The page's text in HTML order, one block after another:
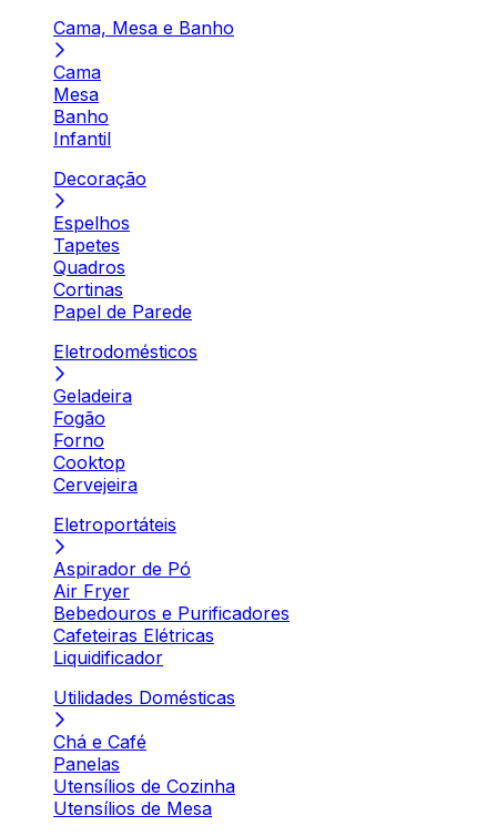
Cama, Mesa e Banho
Cama
Mesa
Banho
Infantil
Decoração
Espelhos
Tapetes
Quadros
Cortinas
Papel de Parede
Eletrodomésticos
Geladeira
Fogão
Forno
Cooktop
Cervejeira
Eletroportáteis
Aspirador de Pó
Air Fryer
Bebedouros e Purificadores
Cafeteiras Elétricas
Liquidificador
Utilidades Domésticas
Chá e Café
Panelas
Utensílios de Cozinha
Utensílios de Mesa